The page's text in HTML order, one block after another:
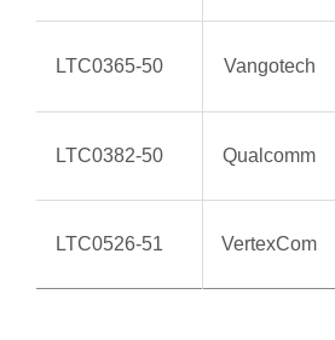
LTC0365-50 Vangotech
LTC0382-50 Qualcomm
LTC0526-51 VertexCom